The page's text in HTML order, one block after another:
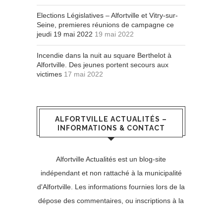
Elections Législatives – Alfortville et Vitry-sur-
Seine, premieres réunions de campagne ce
jeudi 19 mai 2022 19 mai 2022
Incendie dans la nuit au square Berthelot à
Alfortville. Des jeunes portent secours aux
victimes 17 mai 2022
ALFORTVILLE ACTUALITÉS –
INFORMATIONS & CONTACT
Alfortville Actualités est un blog-site
indépendant et non rattaché à la municipalité
d'Alfortville. Les informations fournies lors de la
dépose des commentaires, ou inscriptions à la